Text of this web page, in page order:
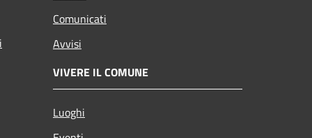
Comunicati
Avvisi
VIVERE IL COMUNE
Luoghi